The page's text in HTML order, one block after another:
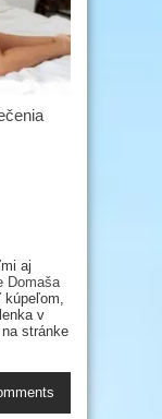
aj
Domaša
kúpeľom,
v
stránke